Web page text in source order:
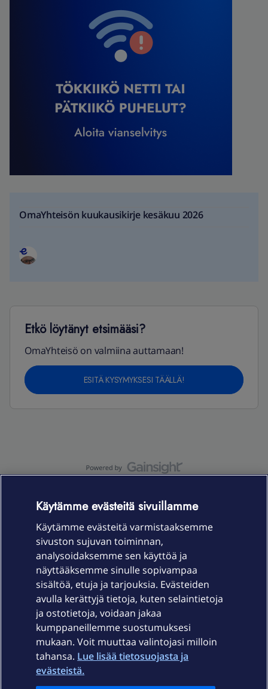
OmaYhteisön kuukausikirje kesäkuu 2026
Etkö löytänyt etsimääsi?
OmaYhteisö on valmiina auttamaan!
ESITÄ KYSYMYKSESI TÄÄLLÄ!
Laitteet & liittymät
Palvelut
Ajankohtaista
Käytämme evästeitä sivuillamme
Käytämme evästeitä varmistaaksemme
sivuston sujuvan toiminnan,
analysoidaksemme sen käyttöä ja
näyttääksemme sinulle sopivampaa
sisältöä, etuja ja tarjouksia. Evästeiden
avulla kerättyjä tietoja, kuten selaintietoja
ja ostotietoja, voidaan jakaa
kumppaneillemme suostumuksesi
mukaan. Voit muuttaa valintojasi milloin
tahansa. Lue lisää tietosuojasta ja
evästeistä.